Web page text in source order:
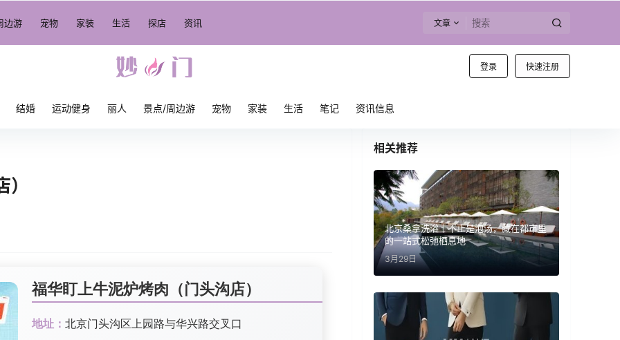
边游 宠物 家装 生活 探店 资讯 文章
登录 快速注册
结婚 运动健身 丽人 景点/周边游 宠物 家装 生活 笔记 资讯信息
福华盯上牛泥炉烤肉（门头沟店）
地址： 北京门头沟区上园路与华兴路交叉口
相关推荐
北京桑拿洗浴｜不止是泡汤，藏在都市里
的一站式松弛栖息地
3月29日